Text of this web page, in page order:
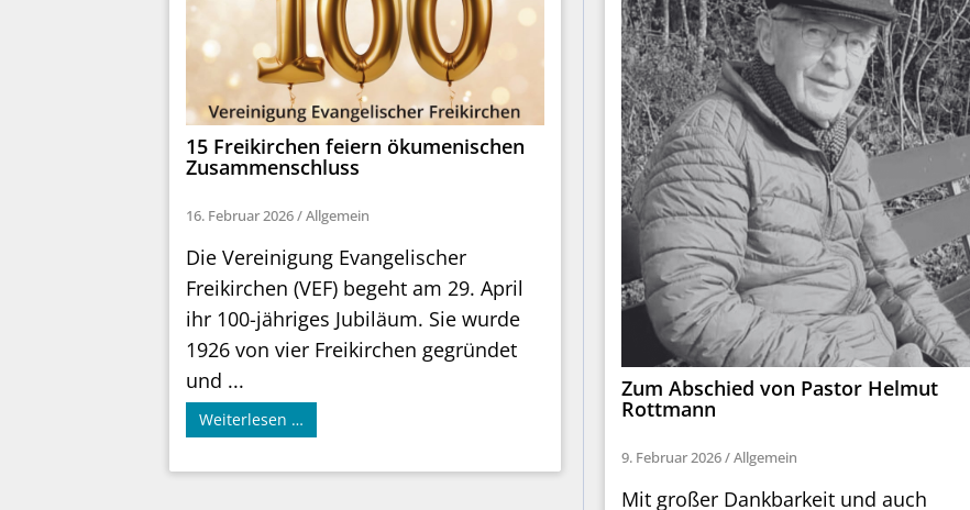
15 Freikirchen feiern ökumenischen
Zusammenschluss
16. Februar 2026/Allgemein
Die Vereinigung Evangelischer
Freikirchen (VEF) begeht am 29. April
ihr 100-jähriges Jubiläum. Sie wurde
1926 von vier Freikirchen gegründet
und ...
Weiterlesen …
Zum Abschied von Pastor Helmut
Rottmann
9. Februar 2026/Allgemein
Mit großer Dankbarkeit und auch